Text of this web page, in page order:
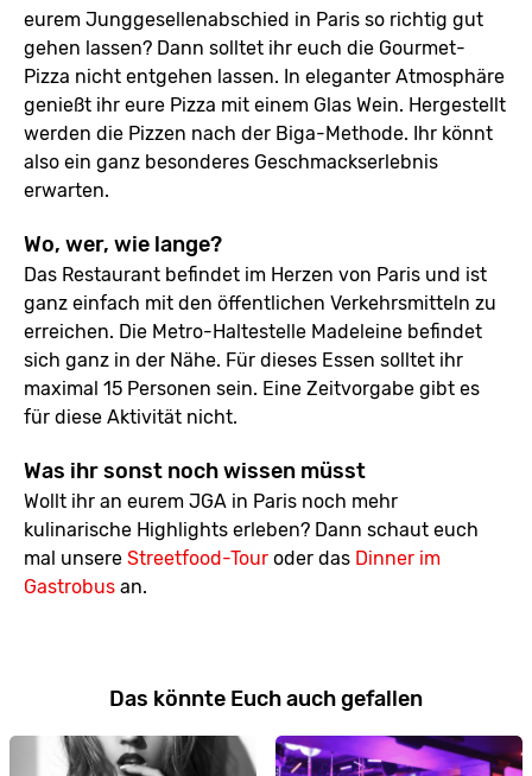
eurem Junggesellenabschied in Paris so richtig gut
gehen lassen? Dann solltet ihr euch die Gourmet-
Pizza nicht entgehen lassen. In eleganter Atmosphäre
genießt ihr eure Pizza mit einem Glas Wein. Hergestellt
werden die Pizzen nach der Biga-Methode. Ihr könnt
also ein ganz besonderes Geschmackserlebnis
erwarten.
Wo, wer, wie lange?
Das Restaurant befindet im Herzen von Paris und ist
ganz einfach mit den öffentlichen Verkehrsmitteln zu
erreichen. Die Metro-Haltestelle Madeleine befindet
sich ganz in der Nähe. Für dieses Essen solltet ihr
maximal 15 Personen sein. Eine Zeitvorgabe gibt es
für diese Aktivität nicht.
Was ihr sonst noch wissen müsst
Wollt ihr an eurem JGA in Paris noch mehr
kulinarische Highlights erleben? Dann schaut euch
mal unsere Streetfood-Tour oder das Dinner im
Gastrobus an.
Das könnte Euch auch gefallen